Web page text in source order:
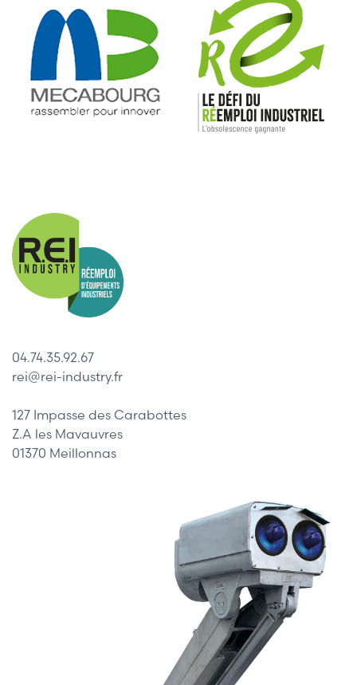
04.74.35.92.67
rei@rei-industry.fr
127 Impasse des Carabottes
Z.A les Mavauvres
01370 Meillonnas